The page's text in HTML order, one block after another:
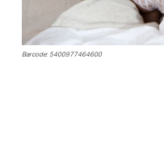
Barcode: 5400977464600